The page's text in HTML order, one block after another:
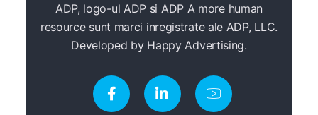
ADP, logo-ul ADP si ADP A more human
resource sunt marci inregistrate ale ADP, LLC.
Developed by Happy Advertising.